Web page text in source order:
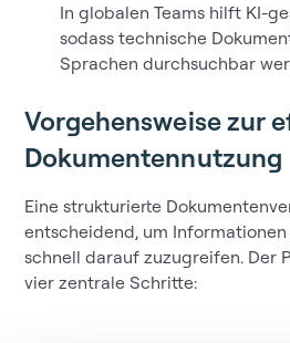
In globalen Teams hilft KI-
sodass technische
Sprachen durchsuchbar
Vorgehensweise zur
Dokumentennutzung
Eine strukturierte
entscheidend, um
schnell darauf zuzugreifen. Der
vier zentrale Schritte: